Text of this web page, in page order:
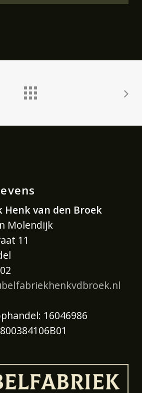
van den Broek
Molendijk
11
16046986